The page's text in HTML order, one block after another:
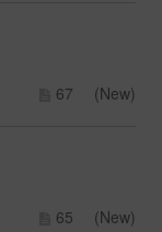
67 (New)
65 (New)